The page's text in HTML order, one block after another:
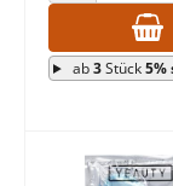
ab3Stück5%